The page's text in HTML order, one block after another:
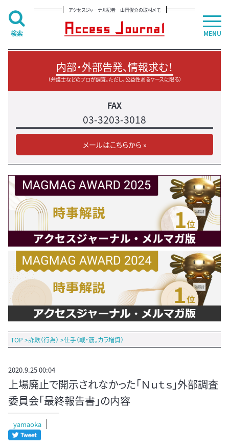
アクセスジャーナル記者 山岡俊介の取材メモ
内部・外部告発、情報求む！
（弁護士などのプロが調査。ただし、公益性あるケースに限る）
FAX
03-3203-3018
メールはこちらから »
TOP >詐欺（行為） >仕手（戦・筋。カラ増資）
2020.9.25 00:04
上場廃止で開示されなかった「Ｎｕｔｓ」外部調査
委員会「最終報告書」の内容
yamaoka
MENU
検索